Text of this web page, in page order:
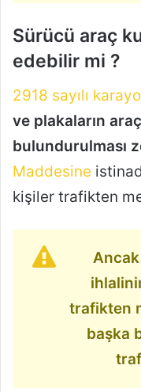
Sürücü araç
edebilir mi ?
2918 sayılı
ve plakaların
bulundurulması
Maddesine
kişiler trafikten
trafikten
başka